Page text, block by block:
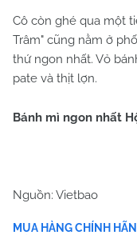
Cô còn ghé qua một
Trâm" cũng nằm ở
thứ ngon nhất. Vỏ
pate và thịt lợn.
Bánh mì ngon nhất
Nguồn: Vietbao
MUA HÀNG CHÍNH